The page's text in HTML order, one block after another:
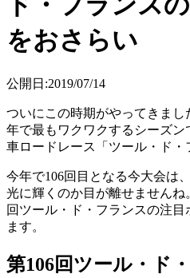
をおさらい
公開日:2019/07/14
ついにこの時期がやってきまし
年で最もワクワクするシーズ
車ロードレース「ツール・ド・
今年で106回目となる今大会は
光に輝くのか目が離せませんね
回ツール・ド・フランスの注
ます。
第106回ツール・ド